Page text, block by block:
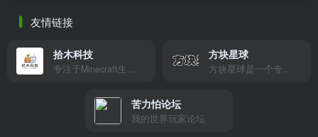
友情链接
拾木科技
专注于Minecraft生态建设
方块星球
方块星球是一个专注于我的世界的中文论坛，提供丰富的资源分享、玩家交流和创意展示，包括地图、皮肤、数据包等内容，打造Minecraft玩家的专属社区乐园！
苦力怕论坛
我的世界玩家论坛